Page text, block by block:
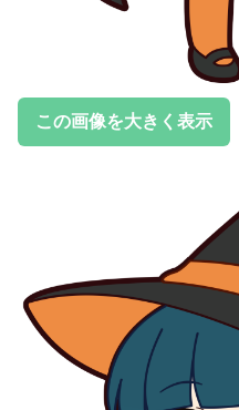
この画像を大きく表示